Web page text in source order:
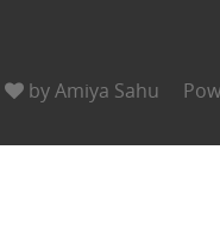
byAmiya Sahu